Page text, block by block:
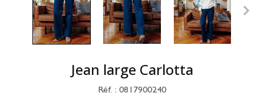
Jean large Carlotta
Réf. : 0817900240